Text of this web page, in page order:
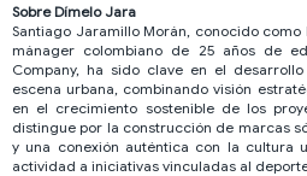
Sobre Dímelo Jara
Santiago Jaramillo Morán, conocido
mánager colombiano de 25 años de
Company, ha sido clave en el
escena urbana, combinando visión
en el crecimiento sostenible de los
distingue por la construcción de marcas
y una conexión auténtica con la cultura
actividad a iniciativas vinculadas al